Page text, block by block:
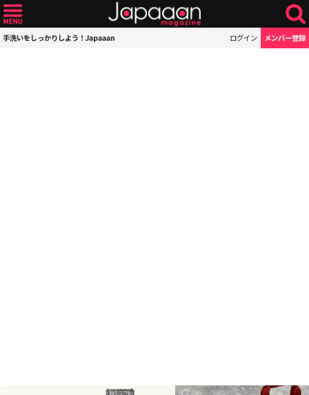
手洗いをしっかりしよう！Japaaan ログイン メンバー登録